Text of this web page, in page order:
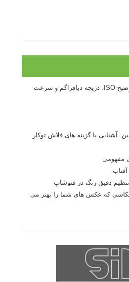
درک نوردهی – همراه با توضیح ISO، دریچه دیافراگم و سرعت
آشنایی با گزینه های فلاش توکار
مفهومی
عکاسی که عکس های شما را بهتر می